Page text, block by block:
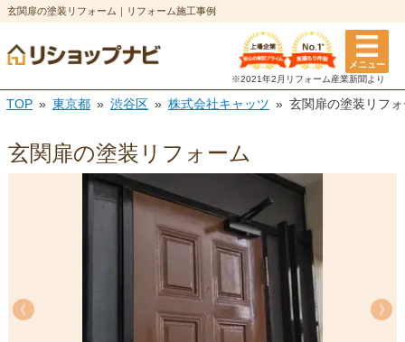
玄関扉の塗装リフォーム｜リフォーム施工事例
メニュー
※2021年2月リフォーム産業新聞より
TOP 東京都 渋谷区 株式会社キャッツ 玄関扉の塗装リフ
玄関扉の塗装リフォーム
《
《